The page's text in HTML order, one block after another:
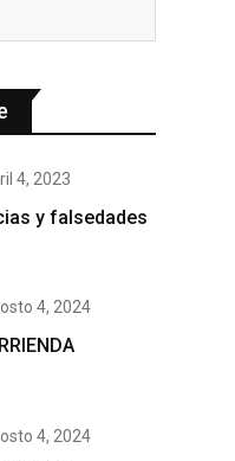
4, 2023
y falsedades
4, 2024
4, 2024